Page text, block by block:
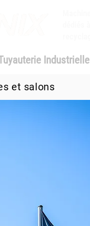
Industrielle
et salons